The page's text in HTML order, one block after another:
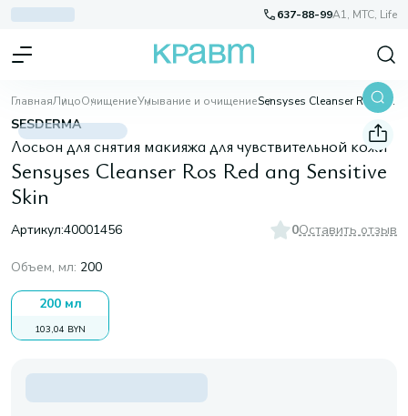
637-88-99A1, МТС, Life
ГлавнаяЛицоОчищениеУмывание и очищение Sensyses Cleanser Ros Red ang Sensitive Skin
SESDERMA
Лосьон для снятия макияжа для чувствительной кожи
Sensyses Cleanser Ros Red ang Sensitive
Skin
Артикул:40001456 0Оставить отзыв
Объем, мл: 200
200 мл
103,04 BYN